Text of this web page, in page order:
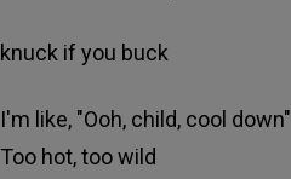
knuck if you buck
I'm like, "Ooh, child, cool down"
Too hot, too wild